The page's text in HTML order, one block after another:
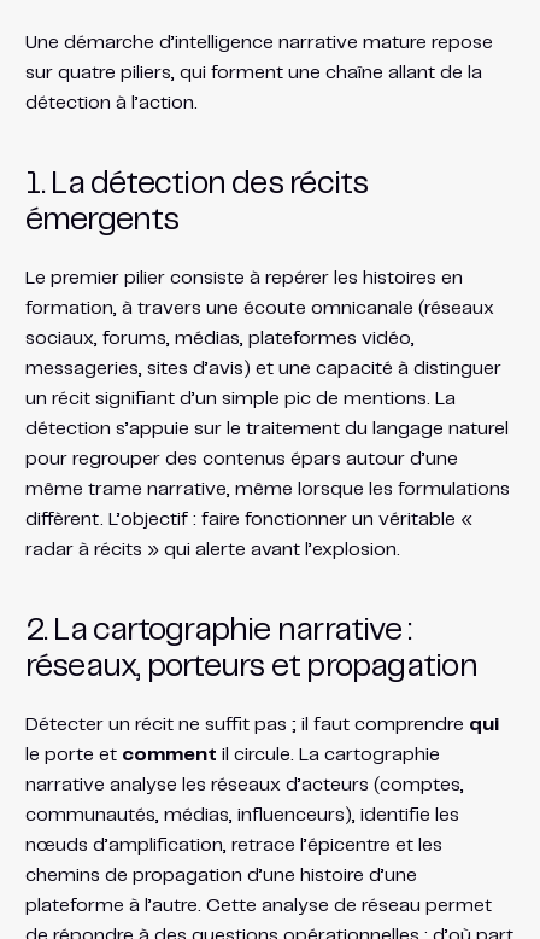
Une démarche d’intelligence narrative mature repose
sur quatre piliers, qui forment une chaîne allant de la
détection à l’action.
1. La détection des récits
émergents
Le premier pilier consiste à repérer les histoires en
formation, à travers une écoute omnicanale (réseaux
sociaux, forums, médias, plateformes vidéo,
messageries, sites d’avis) et une capacité à distinguer
un récit signifiant d’un simple pic de mentions. La
détection s’appuie sur le traitement du langage naturel
pour regrouper des contenus épars autour d’une
même trame narrative, même lorsque les formulations
diffèrent. L’objectif : faire fonctionner un véritable «
radar à récits » qui alerte avant l’explosion.
2. La cartographie narrative :
réseaux, porteurs et propagation
Détecter un récit ne suffit pas ; il faut comprendre qui
le porte et comment il circule. La cartographie
narrative analyse les réseaux d’acteurs (comptes,
communautés, médias, influenceurs), identifie les
nœuds d’amplification, retrace l’épicentre et les
chemins de propagation d’une histoire d’une
plateforme à l’autre. Cette analyse de réseau permet